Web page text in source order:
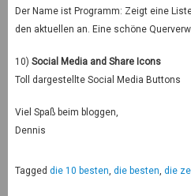
Der Name ist Programm: Zeigt eine
den aktuellen an. Eine schöne
10) Social Media and Share Icons
Toll dargestellte Social Media Buttons
Viel Spaß beim bloggen,
Dennis
Tagged die 10 besten, die besten, die